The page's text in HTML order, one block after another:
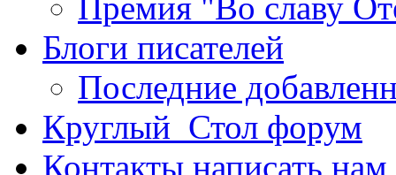
Блоги писателей
Последние
Круглый_Стол форум
Контакты написать нам